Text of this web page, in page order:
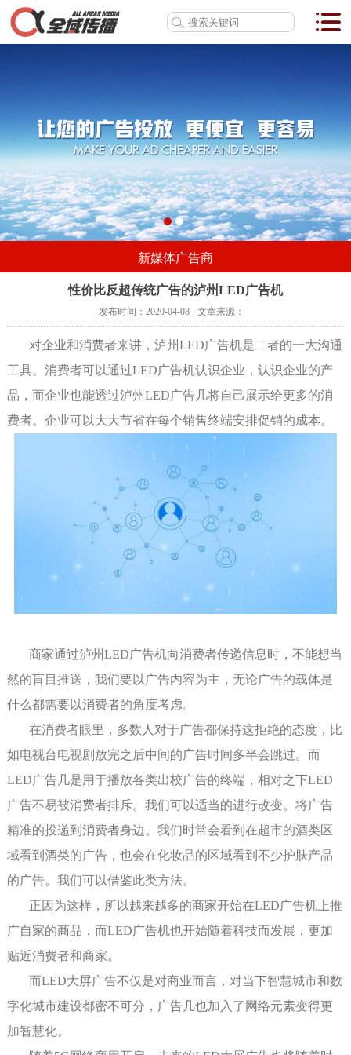
新媒体广告商
性价比反超传统广告的泸州LED广告机
发布时间： 2020-04-08 文章来源：
对企业和消费者来讲，泸州LED广告机是二者的一大沟通
工具。消费者可以通过LED广告机认识企业，认识企业的产
品，而企业也能透过泸州LED广告几将自己展示给更多的消
费者。企业可以大大节省在每个销售终端安排促销的成本。
商家通过泸州LED广告机向消费者传递信息时，不能想当
然的盲目推送，我们要以广告内容为主，无论广告的载体是
什么都需要以消费者的角度考虑。
在消费者眼里，多数人对于广告都保持这拒绝的态度，比
如电视台电视剧放完之后中间的广告时间多半会跳过。而
LED广告几是用于播放各类出校广告的终端，相对之下LED
广告不易被消费者排斥。我们可以适当的进行改变。将广告
精准的投递到消费者身边。我们时常会看到在超市的酒类区
域看到酒类的广告，也会在化妆品的区域看到不少护肤产品
的广告。我们可以借鉴此类方法。
正因为这样，所以越来越多的商家开始在LED广告机上推
广自家的商品，而LED广告机也开始随着科技而发展，更加
贴近消费者和商家。
而LED大屏广告不仅是对商业而言，对当下智慧城市和数
字化城市建设都密不可分，广告几也加入了网络元素变得更
加智慧化。